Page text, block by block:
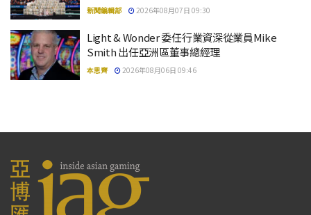
新聞編輯部 2026年08月07日 09:30
Light & Wonder 委任行業資深從業員Mike
Smith 出任亞洲區董事總經理
本思齊 2026年08月06日 09:46